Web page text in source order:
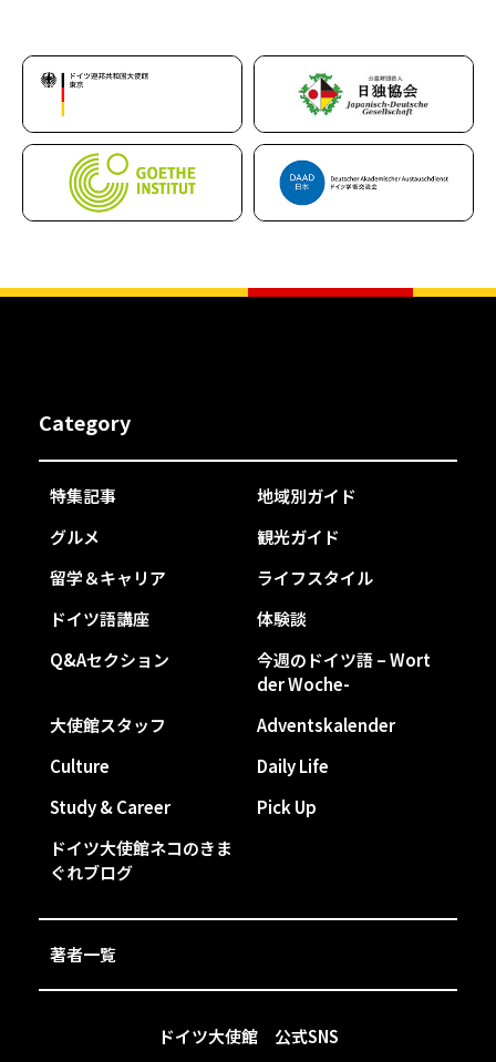
ドイツ大使館 公式SNS
Category
特集記事
地域別ガイド
グルメ
観光ガイド
留学＆キャリア
ライフスタイル
ドイツ語講座
体験談
Q&Aセクション
今週のドイツ語 – Wort
der Woche-
大使館スタッフ
Adventskalender
Culture
Daily Life
Study & Career
Pick Up
ドイツ大使館ネコのきま
ぐれブログ
著者一覧